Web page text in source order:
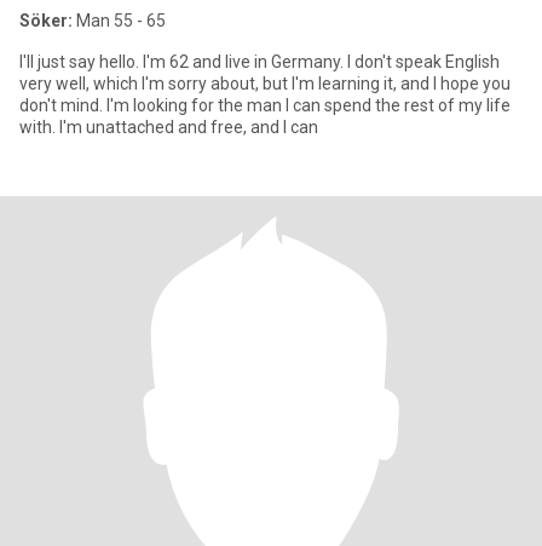
Söker: Man 55 - 65
I'll just say hello. I'm 62 and live in Germany. I don't speak English
very well, which I'm sorry about, but I'm learning it, and I hope you
don't mind. I'm looking for the man I can spend the rest of my life
with. I'm unattached and free, and I can